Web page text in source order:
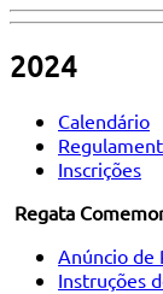
2024
Calendário
Inscrições
Regata
Anúncio de
Instruções